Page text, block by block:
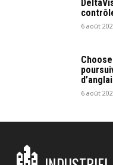
6 août
6 août